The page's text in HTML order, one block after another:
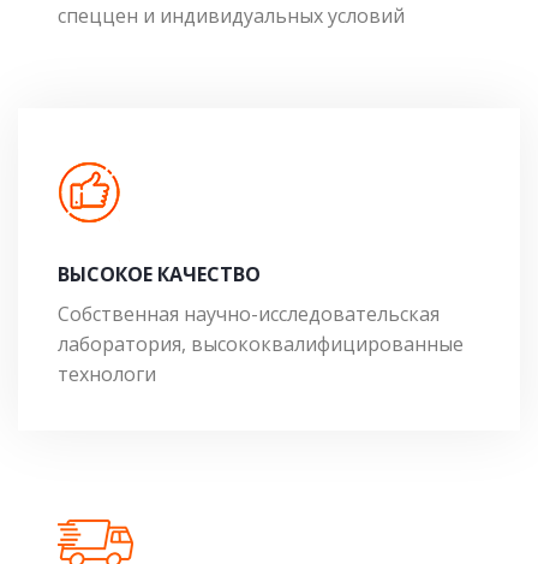
спеццен и индивидуальных условий
ВЫСОКОЕ КАЧЕСТВО
Собственная научно-исследовательская
лаборатория, высококвалифицированные
технологи